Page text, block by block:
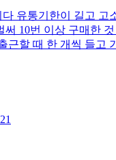
유통기한이 길고 고
써 10번 이상 구매한
근할 때 한 개씩 들고